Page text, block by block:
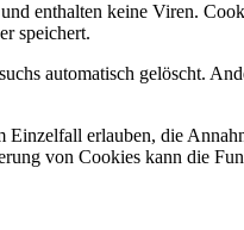
enthalten keine Viren.
speichert.
automatisch gelöscht.
erlauben, die
von Cookies kann die